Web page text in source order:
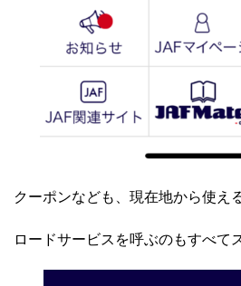
クーポンなども、現在地から使え
ロードサービスを呼ぶのもすべて